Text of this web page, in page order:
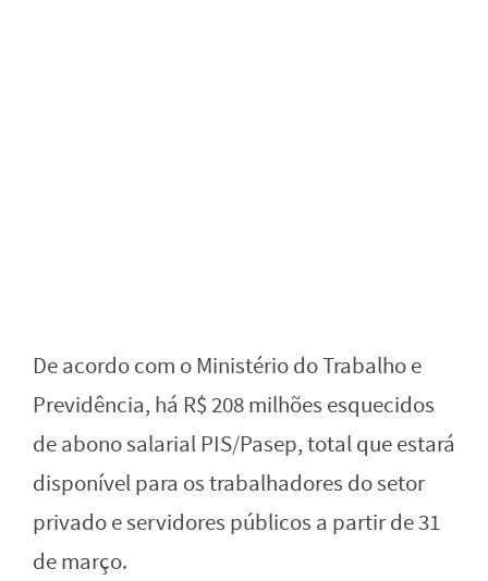
De acordo com o Ministério do Trabalho e
Previdência, há R$ 208 milhões esquecidos
de abono salarial PIS/Pasep, total que estará
disponível para os trabalhadores do setor
privado e servidores públicos a partir de 31
de março.